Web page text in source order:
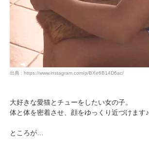
出典 : https://www.instagram.com/p/BXe6B14D6ac/
大好きな愛猫とチューをしたい女の子。
体と体を密着させ、顔をゆっくり近づけます♪
ところが…